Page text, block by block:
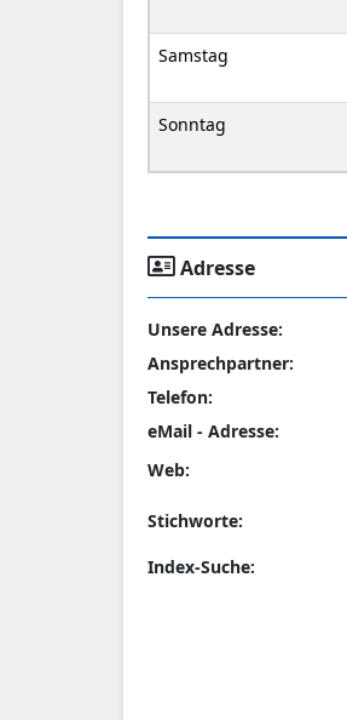
Samstag
Sonntag
Adresse
Unsere Adresse:
Ansprechpartner:
Telefon:
eMail - Adresse:
Web:
Stichworte:
Index-Suche: